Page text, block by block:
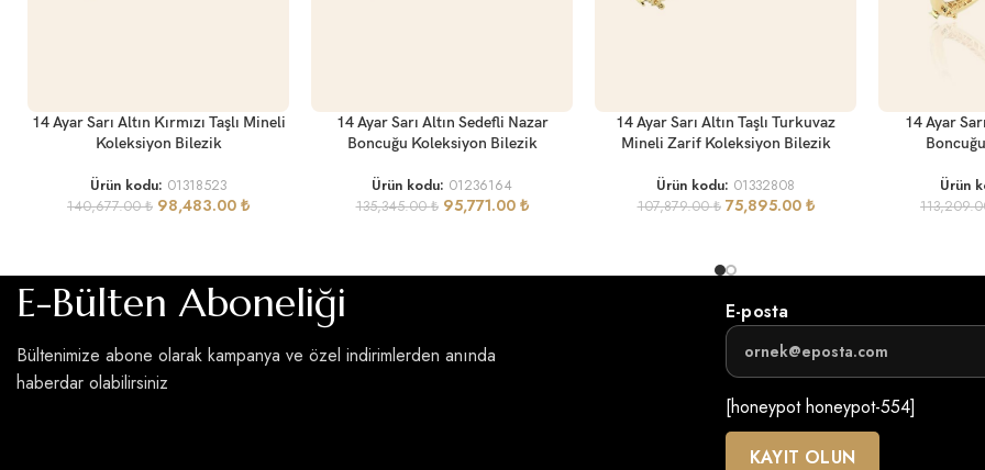
SEPETE EKLE
14 Ayar Sarı Altın Kırmızı Taşlı Mineli
Koleksiyon Bilezik
Ürün kodu: 01318523
140,677.00₺ 98,483.00 ₺
SEPETE EKLE
14 Ayar Sarı Altın Sedefli Nazar
Boncuğu Koleksiyon Bilezik
Ürün kodu: 01236164
135,345.00₺ 95,771.00 ₺
SEPETE EKLE
14 Ayar Sarı Altın Taşlı Turkuvaz
Mineli Zarif Koleksiyon Bilezik
Ürün kodu: 01332808
107,879.00₺ 75,895.00 ₺
SEPETE EKLE
14 Ayar
Ürün
E-Bülten Aboneliği
Bültenimize abone olarak kampanya ve özel indirimlerden anında
haberdar olabilirsiniz
E-posta
[honeypot honeypot-554]